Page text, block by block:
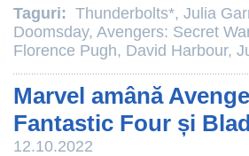
Taguri: Thunderbolts*, Julia
Doomsday, Avengers: Secret
Florence Pugh, David Harbour,
Marvel amână
Fantastic Four și
12.10.2022